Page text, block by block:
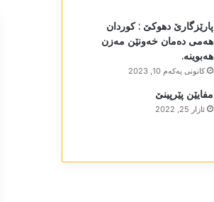
پارێزگارێ دھوکێ : کوردان
ھەمی دەمان خەونێن مەزن
ھەبوینە.
كانونی یه‌كه‌م 10, 2023
مفایێن پێرپینێ
ئازار 25, 2022